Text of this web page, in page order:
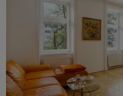
Liste